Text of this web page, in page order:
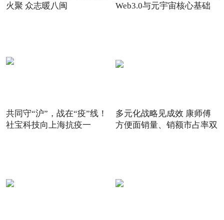
火聚 众志暖八闽
Web3.0与元宇宙核心基础
共同守“沪”，战在“疫”线！
社宝科技向上海抗疫一
多元化战略见成效 康师傅
方便面销量、销额市占率双